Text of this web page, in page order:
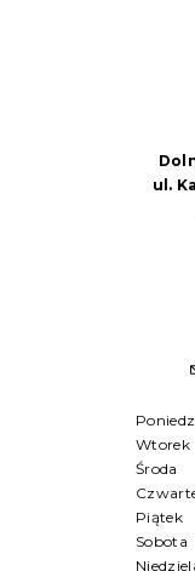
ul.
Wtorek
Środa
Piątek
Sobota